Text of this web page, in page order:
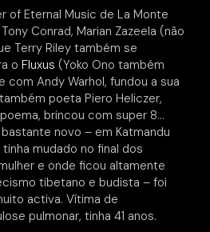
of Eternal Music de La Monte
Conrad, Marian Zazeela (não
Terry Riley também se
oFluxus (Yoko Ono também
com Andy Warhol, fundou a sua
poeta Piero Heliczer,
brincou com super 8…
novo – em Katmandu
mudado no final dos
e onde ficou altamente
tibetano e budista – foi
activa. Vítima de
pulmonar, tinha 41 anos.